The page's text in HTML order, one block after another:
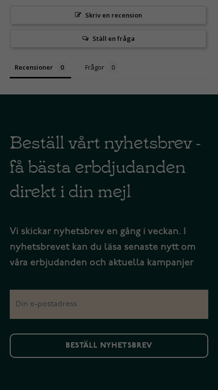
Skriv en recension
Ställ en fråga
Recensioner Frågor
Beställ vårt nyhetsbrev -
få bästa erbdjudanden
direkt i din mejl
Vi skickar nyhetsbrev en gång i veckan. I
nyhetsbrevet kan du läsa senaste nytt om
våra erbjudanden och aktuella kampanjer
BESTÄLL NYHETSBREV